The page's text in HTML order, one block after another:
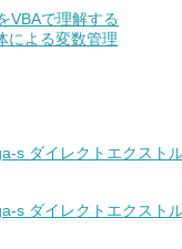
VBAで理解する
による変数管理
s ダイレクトエクスト
s ダイレクトエクスト